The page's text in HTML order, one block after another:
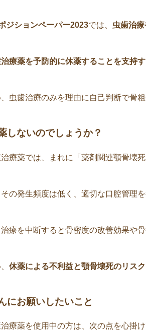
ジションペーパー2023では、 虫歯治療
療薬を予防的に休薬することを支持
虫歯治療のみを理由に自己判断で骨
しないのでしょうか？
療薬では、まれに「薬剤関連顎骨壊
の発生頻度は低く、適切な口腔管理
療を中断すると骨密度の改善効果や
休薬による不利益と顎骨壊死のリス
にお願いしたいこと
療薬を使用中の方は、次の点を心掛け